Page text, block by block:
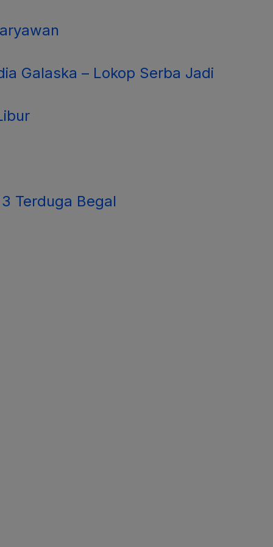
Galaska – Lokop Serba Jadi
Terduga Begal